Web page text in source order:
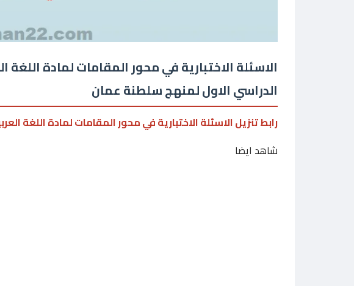
الاسئلة الاختبارية في محور المقامات لمادة
الدراسي الاول لمنهج سلطنة عمان
رابط تنزيل الاسئلة الاختبارية في محور المقامات لمادة اللغة
شاهد ايضا